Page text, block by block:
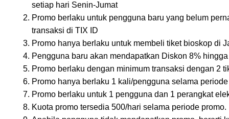
setiap hari Senin-Jumat
Promo berlaku untuk pengguna baru yang belum
transaksi di TIX ID
Promo hanya berlaku untuk membeli tiket bioskop di
Pengguna baru akan mendapatkan Diskon 8%
Promo berlaku dengan minimum transaksi dengan 2
Promo hanya berlaku 1 kali/pengguna selama
Promo berlaku untuk 1 pengguna dan 1 perangkat
Kuota promo tersedia 500/hari selama periode promo.